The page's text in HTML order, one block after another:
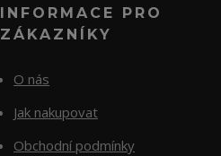
INFORMACE PRO
ZÁKAZNÍKY
O nás
Jak nakupovat
Obchodní podmínky